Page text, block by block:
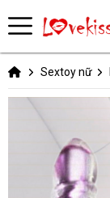
Sextoy nữ